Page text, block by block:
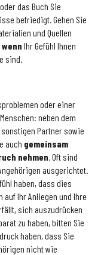
das Buch Sie
befriedigt. Gehen Sie
und Quellen
wenn Ihr Gefühl Ihnen
sind.
oder einer
neben dem
Partner sowie
auch gemeinsam
nehmen . Oft sind
ausgerichtet.
haben, dass dies
Ihr Anliegen und Ihre
sich auszudrücken
zu haben, bitten Sie
haben, dass Sie
nicht wie